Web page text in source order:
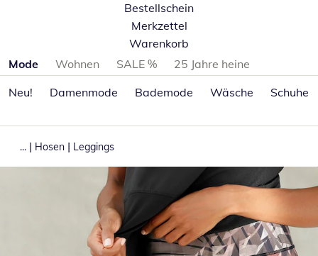
Bestellschein
Merkzettel
Warenkorb
Produktkategorien überspringen
Mode Wohnen SALE %
25 Jahre heine
Neu!
Damenmode Bademode Wäsche Schuhe
... | Hosen | Leggings